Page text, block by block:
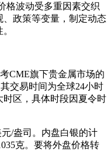
格波动受多重因素交织
政策等变量，制定动态
CME旗下贵金属市场的
交易时间为全球24小时
区，具体时段因夏令时
/盎司。内盘白银的计
克。要将外盘价格转